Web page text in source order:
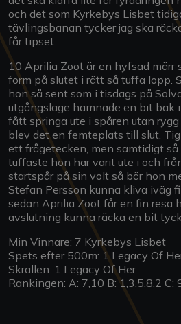
och det som Kyrkebys Lisbet
tävlingsbanan tycker jag ska
får tipset.
10 Aprilia Zoot är en hyfsad märr
form på slutet i rätt så tuffa lopp.
hon så sent som i tisdags på
utgångsläge hamnade en bit bak
fått springa ute i spåren utan
blev det en femteplats till slut.
ett frågetecken, men samtidigt
tuffaste hon har varit ute i och
startspår på sin volt så bör hon
Stefan Persson kunna kliva iväg
sedan Aprilia Zoot får en fin resa
avslutning kunna räcka en bit
Min Vinnare: 7 Kyrkebys Lisbet
Spets efter 500m: 1 Legacy Of
Skrällen: 1 Legacy Of Her
Rankingen: A: 7,10 B: 1,3,5,8,2 C: